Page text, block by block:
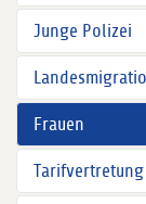
Junge Polizei
Frauen
Tarifvertretung